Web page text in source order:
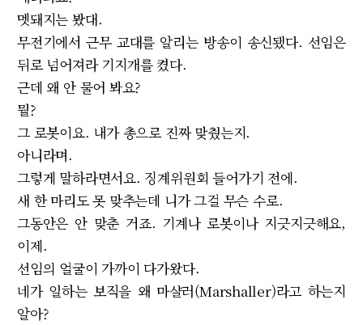
멧돼지는 봤대.
무전기에서 근무 교대를 알리는 방송이 송신됐다. 선임은
뒤로 넘어져라 기지개를 켰다.
근데 왜 안 물어 봐요?
뭘?
그 로봇이요. 내가 총으로 진짜 맞췄는지.
아니라며.
그렇게 말하라면서요. 징계위원회 들어가기 전에.
새 한 마리도 못 맞추는데 니가 그걸 무슨 수로.
그동안은 안 맞춘 거죠. 기계나 로봇이나 지긋지긋해요,
이제.
선임의 얼굴이 가까이 다가왔다.
네가 일하는 보직을 왜 마샬러(Marshaller)라고 하는지
알아?